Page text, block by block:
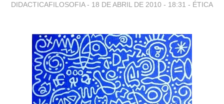
DIDACTICAFILOSOFIA - 18 DE ABRIL DE 2010 - 18:31 - ÉTICA